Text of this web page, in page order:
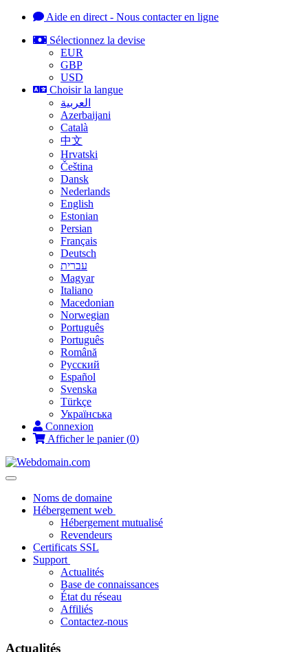
Aide en direct - Nous contacter en ligne
Sélectionnez la devise
EUR
GBP
USD
Choisir la langue
العربية
Azerbaijani
Català
中文
Hrvatski
Čeština
Dansk
Nederlands
English
Estonian
Persian
Français
Deutsch
עברית
Magyar
Italiano
Macedonian
Norwegian
Português
Português
Română
Русский
Español
Svenska
Türkçe
Українська
Connexion
Afficher le panier (0)
Toggle
navigationNoms de domaine
Hébergement web
Hébergement mutualisé
Revendeurs
Certificats SSL
Support
Actualités
Base de connaissances
État du réseau
Affiliés
Contactez-nous
Actualités